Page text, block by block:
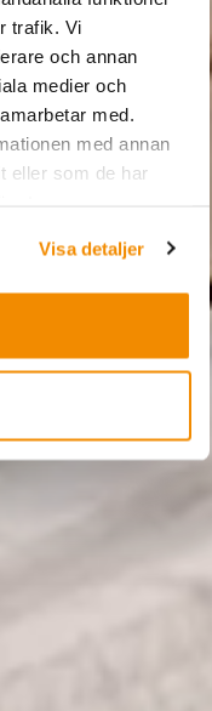
trafik. Vi
och annan
medier och
med.
med annan
eller som de har
Visa detaljer